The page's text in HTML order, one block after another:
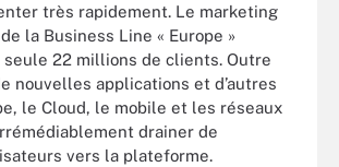
très rapidement. Le marketing
la Business Line « Europe »
22 millions de clients. Outre
nouvelles applications et d’autres
le Cloud, le mobile et les réseaux
drainer de
vers la plateforme.